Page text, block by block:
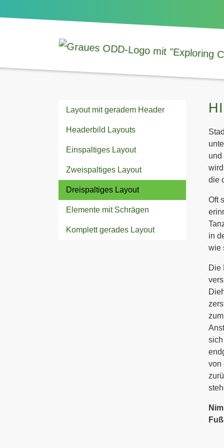
und
die
Oft
in
wie
Die
von
Layout mit geradem Header
Headerbild Layouts
Einspaltiges Layout
Zweispaltiges Layout
Dreispaltiges Layout
Elemente mit Schrägen
Komplett gerades Layout